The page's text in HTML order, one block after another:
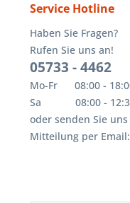
Service Hotline
Haben Sie Fragen?
Rufen Sie uns an!
05733 - 4462
Mo-Fr 08:00 -
Sa 08:00 -
oder senden Sie
Mitteilung per Email: